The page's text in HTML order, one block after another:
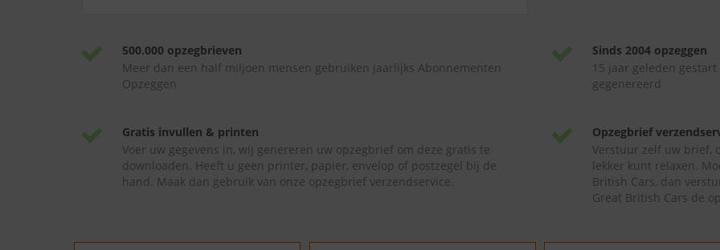
500.000 opzegbrieven
Meer dan een half miljoen mensen gebruiken jaarlijks Abonnementen
Opzeggen
Sinds 2004 opzeggen
15 jaar geleden
gegenereerd
Gratis invullen & printen
Voer uw gegevens in, wij genereren uw opzegbrief om deze gratis te
downloaden. Heeft u geen printer, papier, envelop of postzegel bij de
hand. Maak dan gebruik van onze opzegbrief verzendservice.
Opzegbrief
Verstuur zelf uw brief,
lekker kunt relaxen.
British Cars, dan
Great British Cars de